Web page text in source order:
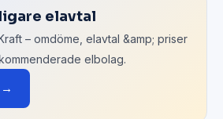
elavtal
– omdöme, elavtal &amp; priser
elbolag.
→